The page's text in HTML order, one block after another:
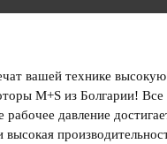
вашей технике
M+S из Болгарии! Все
давление